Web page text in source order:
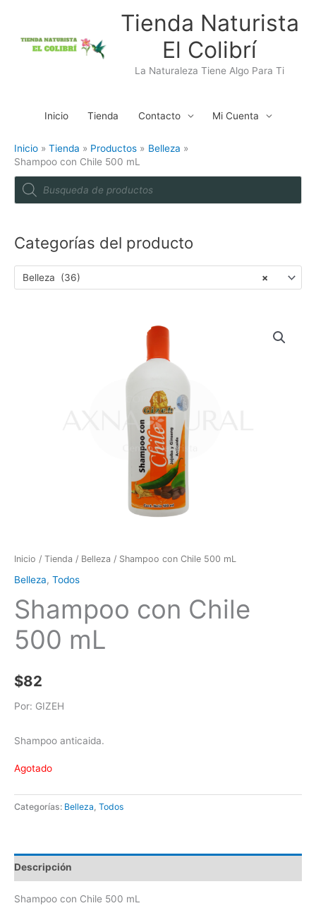
contenido
Tienda Naturista
El Colibrí
La Naturaleza Tiene Algo Para Ti
Inicio Tienda Contacto Mi Cuenta
Inicio Tienda Productos
Belleza
Shampoo con Chile 500 mL
P
d
s
c
Categorías del producto
×
Belleza (36)
Inicio / Tienda / Belleza / Shampoo con Chile 500 mL
Belleza, Todos
Shampoo con Chile
500 mL
$82
Por: GIZEH
Shampoo anticaida.
Agotado
Categorías: Belleza, Todos
Descripción
Shampoo con Chile 500 mL